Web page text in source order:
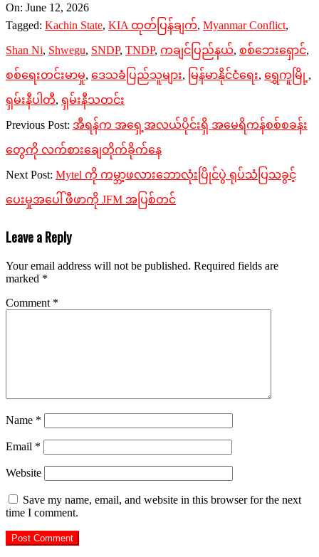
2026-
06-
12
On: June 12, 2026
Tagged: Kachin State, KIA ထုတ်ပြန်ချက်, Myanmar Conflict,
Shan Ni, Shwegu, SNDP, TNDP, ကချင်ပြည်နယ်, စစ်ဘေးရှောင်,
စစ်ရေးတင်းမာမှု, ဒေသခံပြည်သူများ, မြန်မာနိုင်ငံရေး, ရွှေကူမြို့ ,
ရှမ်းနီပါတီ, ရှမ်းနီသတင်း
Previous Post: အီရန်က အရှေ့အလယ်ပိုင်းရှိ အမေရိကန်စစ်စခန်း
တွေကို လက်စားချေတိုက်ခိုက်နေ
Next Post: Mytel ကို ကမ္ဘာ့ဖလားဘောလုံးပြိုင်ပွဲ ရုပ်သံပြသခွင့်
ပေးမှုအပေါ် ဖီဖာကို JFM အပြစ်တင်
Leave a Reply
Your email address will not be published. Required fields are
marked *
Comment *
Name *
Email *
Website
Save my name, email, and website in this browser for the next
time I comment.